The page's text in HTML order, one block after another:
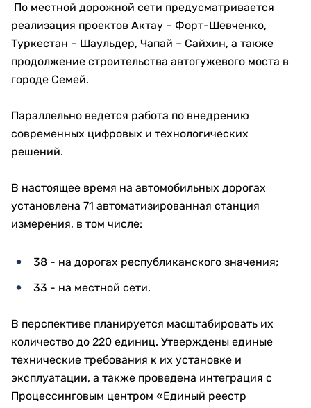
По местной дорожной сети предусматривается
реализация проектов Актау – Форт-Шевченко,
Туркестан – Шаульдер, Чапай – Сайхин, а также
продолжение строительства автогужевого моста в
городе Семей.
Параллельно ведется работа по внедрению
современных цифровых и технологических
решений.
В настоящее время на автомобильных дорогах
установлена 71 автоматизированная станция
измерения, в том числе:
38 - на дорогах республиканского значения;
33 - на местной сети.
В перспективе планируется масштабировать их
количество до 220 единиц. Утверждены единые
технические требования к их установке и
эксплуатации, а также проведена интеграция с
Процессинговым центром «Единый реестр